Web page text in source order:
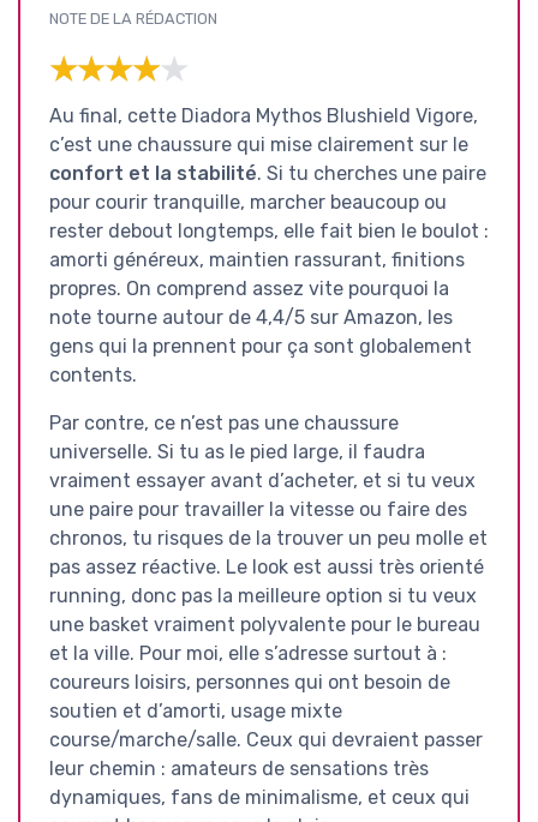
NOTE DE LA RÉDACTION
★★★★★
★★★★★
Au final, cette Diadora Mythos Blushield Vigore,
c’est une chaussure qui mise clairement sur le
confort et la stabilité. Si tu cherches une paire
pour courir tranquille, marcher beaucoup ou
rester debout longtemps, elle fait bien le boulot :
amorti généreux, maintien rassurant, finitions
propres. On comprend assez vite pourquoi la
note tourne autour de 4,4/5 sur Amazon, les
gens qui la prennent pour ça sont globalement
contents.
Par contre, ce n’est pas une chaussure
universelle. Si tu as le pied large, il faudra
vraiment essayer avant d’acheter, et si tu veux
une paire pour travailler la vitesse ou faire des
chronos, tu risques de la trouver un peu molle et
pas assez réactive. Le look est aussi très orienté
running, donc pas la meilleure option si tu veux
une basket vraiment polyvalente pour le bureau
et la ville. Pour moi, elle s’adresse surtout à :
coureurs loisirs, personnes qui ont besoin de
soutien et d’amorti, usage mixte
course/marche/salle. Ceux qui devraient passer
leur chemin : amateurs de sensations très
dynamiques, fans de minimalisme, et ceux qui